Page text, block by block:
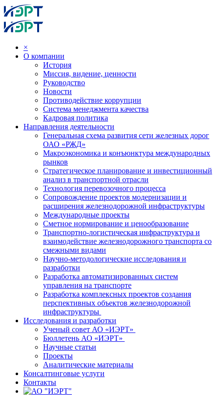
×
О компании
История
Миссия, видение, ценности
Руководство
Новости
Противодействие коррупции
Система менеджмента качества
Кадровая политика
Направления деятельности
Генеральная схема развития сети железных дорог
ОАО «РЖД»
Макроэкономика и конъюнктура международных
рынков
Стратегическое планирование и инвестиционный
анализ в транспортной отрасли
Технология перевозочного процесса
Сопровождение проектов модернизации и
расширения железнодорожной инфраструктуры
Международные проекты
Сметное нормирование и ценообразование
Транспортно-логистическая инфраструктура и
взаимодействие железнодорожного транспорта со
смежными видами
Научно-методологические исследования и
разработки
Разработка автоматизированных систем
управления на транспорте
Разработка комплексных проектов создания
перспективных объектов железнодорожной
инфраструктуры
Исследования и разработки
Ученый совет АО «ИЭРТ»
Бюллетень АО «ИЭРТ»
Научные статьи
Проекты
Аналитические материалы
Консалтинговые услуги
Контакты